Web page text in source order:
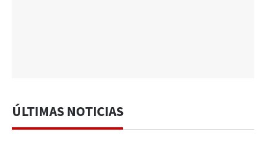
ÚLTIMAS NOTICIAS